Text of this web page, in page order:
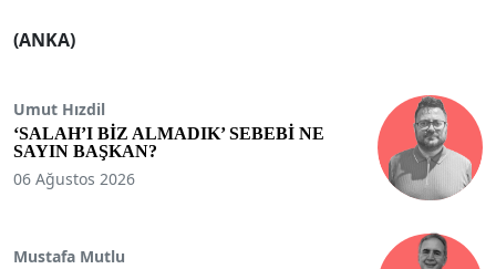
(ANKA)
Umut Hızdil
‘SALAH’I BİZ ALMADIK’ SEBEBİ NE
SAYIN BAŞKAN?
06 Ağustos 2026
Mustafa Mutlu